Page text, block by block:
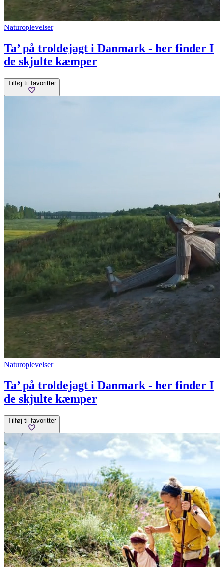
Naturoplevelser
Ta’ på troldejagt i Danmark - her finder I
de skjulte kæmper
Tilføj til favoritter
Naturoplevelser
Ta’ på troldejagt i Danmark - her finder I
de skjulte kæmper
Tilføj til favoritter